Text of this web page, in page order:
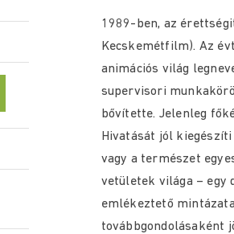
1989-ben, az
Kecskemétfilm). Az
animációs világ
supervisori
bővítette. Jelenleg
Hivatását jól
vagy a természet
vetületek világa – egy
emlékeztető